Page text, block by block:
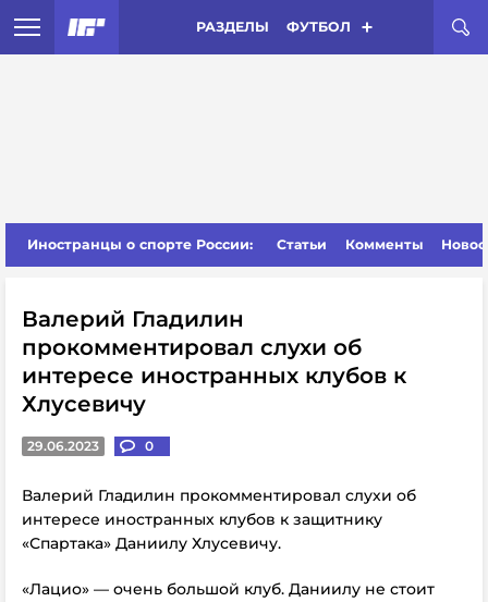
РАЗДЕЛЫ ФУТБОЛ
Иностранцы о спорте России: Статьи Комменты
Валерий Гладилин
прокомментировал слухи об
интересе иностранных клубов к
Хлусевичу
29.06.2023 0
Валерий Гладилин прокомментировал слухи об
интересе иностранных клубов к защитнику
«Спартака» Даниилу Хлусевичу.
«Лацио» — очень большой клуб. Даниилу не стоит